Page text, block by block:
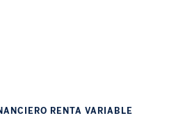
RENTA VARIABLE